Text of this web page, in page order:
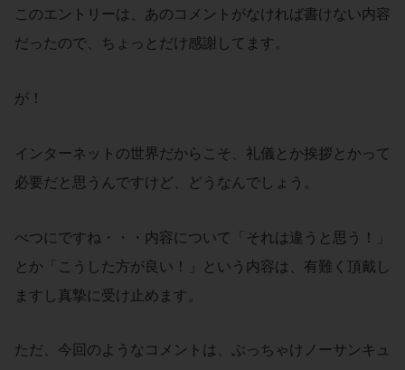
このエントリーは、あのコメントがなければ書けない内容
だったので、ちょっとだけ感謝してます。
が！
インターネットの世界だからこそ、礼儀とか挨拶とかって
必要だと思うんですけど、どうなんでしょう。
べつにですね・・・内容について「それは違うと思う！」
とか「こうした方が良い！」という内容は、有難く頂戴し
ますし真摯に受け止めます。
ただ、今回のようなコメントは、ぶっちゃけノーサンキュ